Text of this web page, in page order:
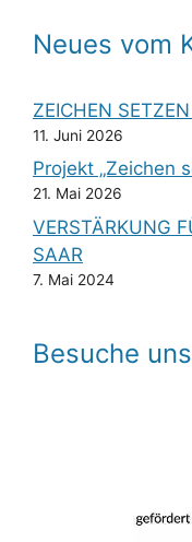
Neues vom
ZEICHEN
11. Juni 2026
Projekt „Zeichen
21. Mai 2026
VERSTÄRKUNG
SAAR
7. Mai 2024
Besuche